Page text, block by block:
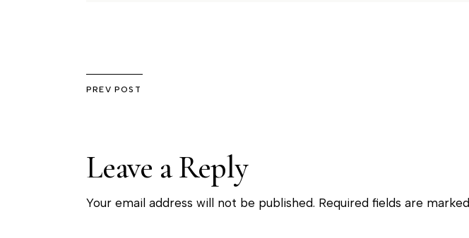
PREV POST
Leave a Reply
Your email address will not be published. Required fields are marked